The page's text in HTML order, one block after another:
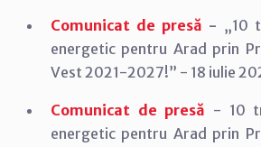
Comunicat de presă - „10
energetic pentru Arad prin
Vest 2021-2027!” - 18 iulie
Comunicat de presă - 10
energetic pentru Arad prin